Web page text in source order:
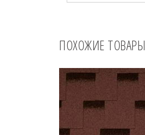
ПОХОЖИЕ ТОВАРЫ